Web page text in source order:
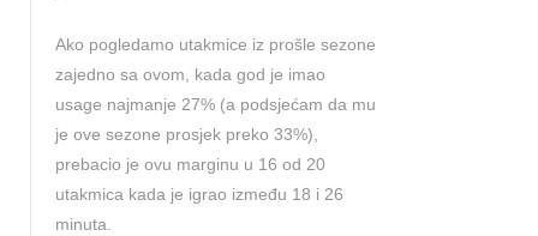
Ako pogledamo utakmice iz prošle sezone
zajedno sa ovom, kada god je imao
usage najmanje 27% (a podsjećam da mu
je ove sezone prosjek preko 33%),
prebacio je ovu marginu u 16 od 20
utakmica kada je igrao između 18 i 26
minuta.